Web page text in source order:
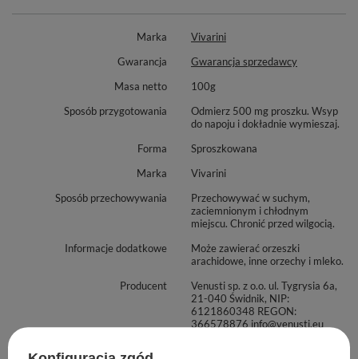
Marka
Vivarini
Gwarancja
Gwarancja sprzedawcy
Masa netto
100g
Sposób przygotowania
Odmierz 500 mg proszku. Wsyp
do napoju i dokładnie wymieszaj.
Forma
Sproszkowana
Marka
Vivarini
Sposób przechowywania
Przechowywać w suchym,
zaciemnionym i chłodnym
miejscu. Chronić przed wilgocią.
Informacje dodatkowe
Może zawierać orzeszki
arachidowe, inne orzechy i mleko.
Producent
Venusti sp. z o.o. ul. Tygrysia 6a,
21-040 Świdnik, NIP:
6121860348 REGON:
366578876 info@venusti.eu